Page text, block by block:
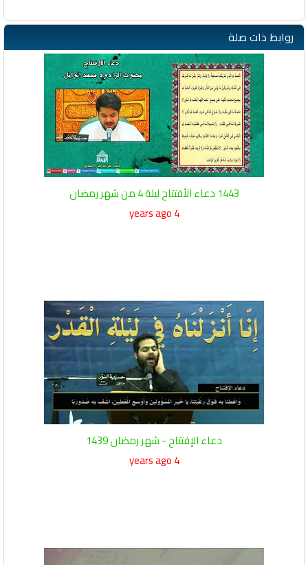
روابط ذات صلة
1443 دعاء الأفتتاح ليلة 4 من شهر رمضان
4 years ago
دعاء الإفتتاح - شهر رمضان 1439
4 years ago